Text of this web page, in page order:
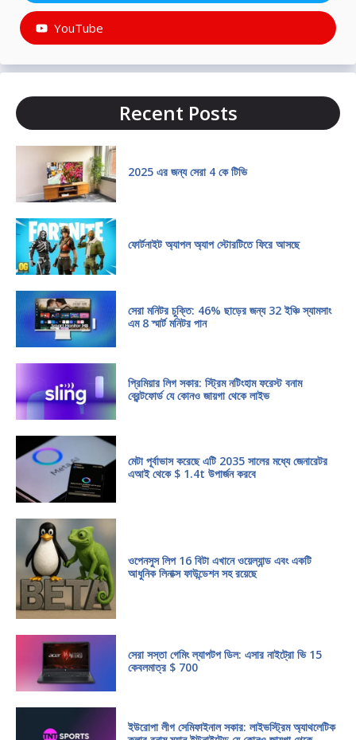
YouTube
Recent Posts
2025 এর জন্য সেরা 4 কে টিভি
ফোর্টনাইট অ্যাপল অ্যাপ স্টোরটিতে ফিরে আসছে
সেরা মনিটর চুক্তি: 46% ছাড়ের জন্য 32 ইঞ্চি স্যামসাং
এম 8 স্মার্ট মনিটর পান
প্রিমিয়ার লিগ সকার: স্ট্রিম নটিংহাম ফরেস্ট বনাম
ব্রেন্টফোর্ড যে কোনও জায়গা থেকে লাইভ
মেটা পূর্বাভাস করেছে এটি 2035 সালের মধ্যে জেনারেটর
এআই থেকে $ 1.4t উপার্জন করবে
ওপেনসুস লিপ 16 বিটা এখানে ওয়েল্যান্ড এবং একটি
আধুনিক লিনাক্স ফাউন্ডেশন সহ রয়েছে
সেরা সস্তা গেমিং ল্যাপটপ ডিল: এসার নাইট্রো ভি 15
কেবলমাত্র $ 700
ইউরোপা লীগ সেমিফাইনাল সকার: লাইভস্ট্রিম অ্যাথলেটিক